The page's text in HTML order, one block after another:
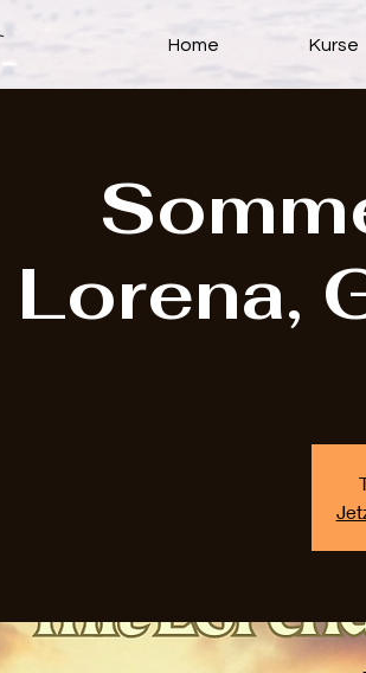
Lorena,
Home Kurse